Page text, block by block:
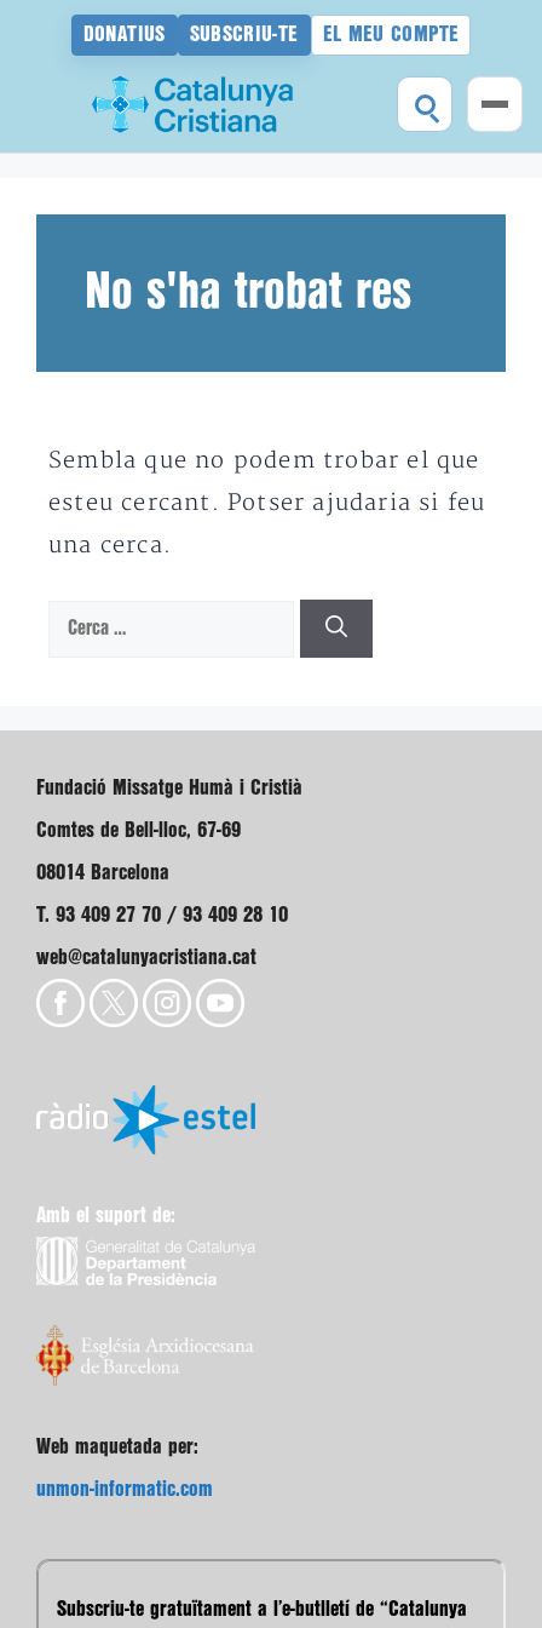
DONATIUS SUBSCRIU-TE EL MEU COMPTE
No s'ha trobat res
Sembla que no podem trobar el que
esteu cercant. Potser ajudaria si feu
una cerca.
Cerca:
Fundació Missatge Humà i Cristià
Comtes de Bell-lloc, 67-69
08014 Barcelona
T. 93 409 27 70 / 93 409 28 10
web@catalunyacristiana.cat
Amb el suport de:
Web maquetada per:
unmon-informatic.com
Subscriu-te gratuïtament a l’e-butlletí de “Catalunya